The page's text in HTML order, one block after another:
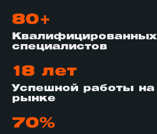
80+
Квалифицированных
специалистов
18 лет
Успешной работы на
рынке
70%